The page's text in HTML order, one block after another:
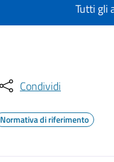
Tutti gli
Condividi
Normativa di riferimento